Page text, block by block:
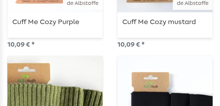
de Albstoffe
Cuff Me Cozy Purple
10,09 € *
de Albstoffe
Cuff Me Cozy mustard
10,09 € *